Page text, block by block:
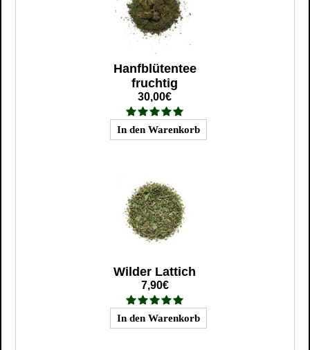
Hanfblütentee
fruchtig
30,00€
Wilder Lattich
7,90€